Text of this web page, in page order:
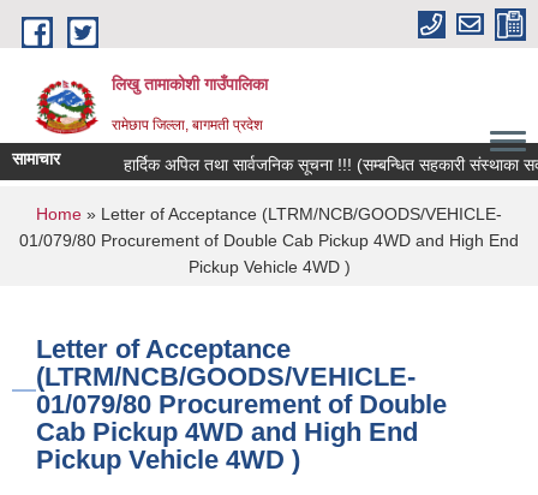
Skip to main content
लिखु तामाकोशी गाउँपालिका
रामेछाप जिल्ला, बागमती प्रदेश
सामाचार हार्दिक अपिल तथा सार्वजनिक सूचना !!! (सम्बन्धित सहकारी संस्थाका
You are here
Home » Letter of Acceptance (LTRM/NCB/GOODS/VEHICLE-
01/079/80 Procurement of Double Cab Pickup 4WD and High End
Pickup Vehicle 4WD )
Letter of Acceptance
(LTRM/NCB/GOODS/VEHICLE-
01/079/80 Procurement of Double
Cab Pickup 4WD and High End
Pickup Vehicle 4WD )